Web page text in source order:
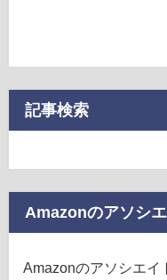
記事検索
Amazonのアソシ
Amazonのアソシエイ